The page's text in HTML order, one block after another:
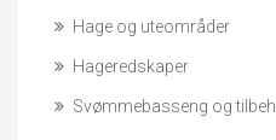
Hage og uteområder
Hageredskaper
Svømmebasseng og